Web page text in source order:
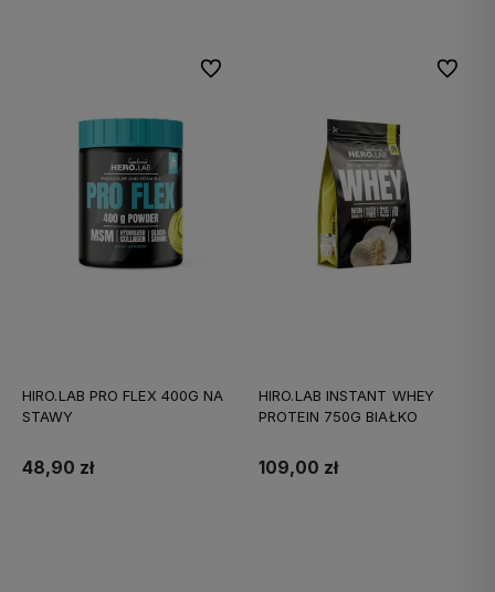
HIRO.LAB PRO FLEX 400G NA
STAWY
48,90 zł
Do ulubionych
HIRO.LAB INSTANT WHEY
PROTEIN 750G BIAŁKO
109,00 zł
Do